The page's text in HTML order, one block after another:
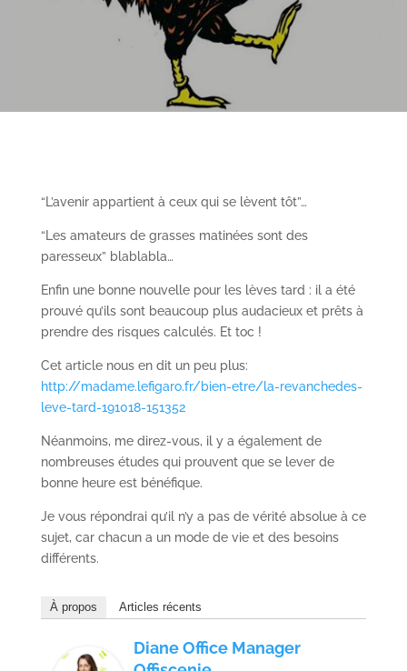
“L’avenir appartient à ceux qui se lèvent tôt”…
“Les amateurs de grasses matinées sont des
paresseux” blablabla…
Enfin une bonne nouvelle pour les lèves tard : il a été
prouvé qu’ils sont beaucoup plus audacieux et prêts à
prendre des risques calculés. Et toc !
Cet article nous en dit un peu plus:
http://madame.lefigaro.fr/bien-etre/la-revanchedes-
leve-tard-191018-151352
Néanmoins, me direz-vous, il y a également de
nombreuses études qui prouvent que se lever de
bonne heure est bénéfique.
Je vous répondrai qu’il n’y a pas de vérité absolue à ce
sujet, car chacun a un mode de vie et des besoins
différents.
À propos Articles récents
Diane Office Manager